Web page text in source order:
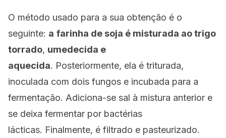
O método usado para a sua obtenção é o
seguinte: a farinha de soja é misturada ao trigo
torrado, umedecida e
aquecida. Posteriormente, ela é triturada,
inoculada com dois fungos e incubada para a
fermentação. Adiciona-se sal à mistura anterior e
se deixa fermentar por bactérias
lácticas. Finalmente, é filtrado e pasteurizado.